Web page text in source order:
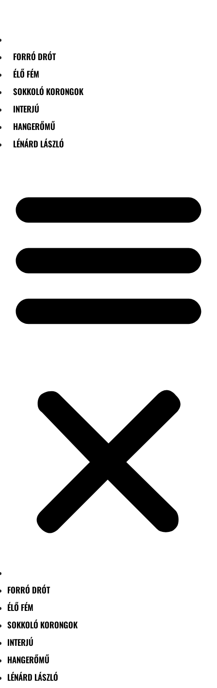
FORRÓ DRÓT
ÉLŐ FÉM
SOKKOLÓ KORONGOK
INTERJÚ
HANGERŐMŰ
LÉNÁRD LÁSZLÓ
FORRÓ DRÓT
ÉLŐ FÉM
SOKKOLÓ KORONGOK
INTERJÚ
HANGERŐMŰ
LÉNÁRD LÁSZLÓ